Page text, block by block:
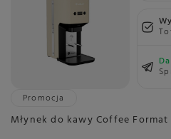
Promocja
Młynek do kawy Coffee